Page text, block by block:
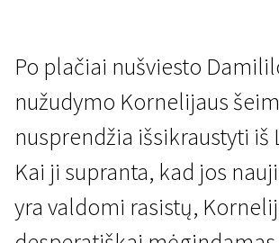
Po plačiai nušviesto
nužudymo Kornelijaus
nusprendžia išsikraustyti iš
Kai ji supranta, kad jos
yra valdomi rasistų,